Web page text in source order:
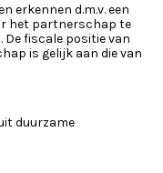
erkennen d.m.v. een
het partnerschap te
fiscale positie van
is gelijk aan die van
duurzame